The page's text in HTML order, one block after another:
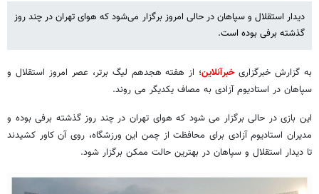
دیدار استقلال و سپاهان در حالی امروز برگزار می‌شود که هوای تهران در چند روز
گذشته برفی بوده است.
به گزارش خبرگزاریخبرآنلاین؛ از هفته هجدهم لیگ برتر، عصر امروز استقلال و
سپاهان در استادیوم آزادی به مصاف یکدیگر می روند.
این بازی در حالی برگزار می شود که هوای تهران در چند روز گذشته برفی بوده و
مدیران استادیوم آزادی برای محافظت از چمن این ورزشگاه، روی آن کاور کشیدند
تا دیدار استقلال و سپاهان در بهترین حالت ممکن برگزار شود.